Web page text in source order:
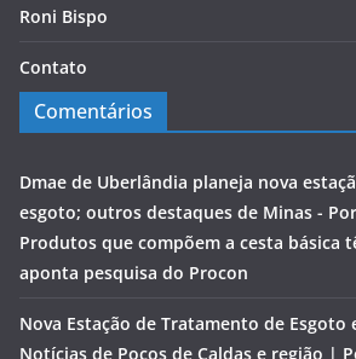
Roni Bispo
Contato
Comentários
Dmae de Uberlândia planeja nova
esgoto; outros destaques de Minas -
Produtos que compõem a cesta básica
aponta pesquisa do Procon
Nova Estação de Tratamento de Esgoto
Notícias de Poços de Caldas e região |